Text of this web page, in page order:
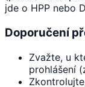
jde o HPP nebo
Doporučení
Zvažte, u
prohlášení